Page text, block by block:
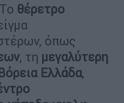
θέρετρο
όπως
, τη μεγαλύτερη
Ελλάδα,